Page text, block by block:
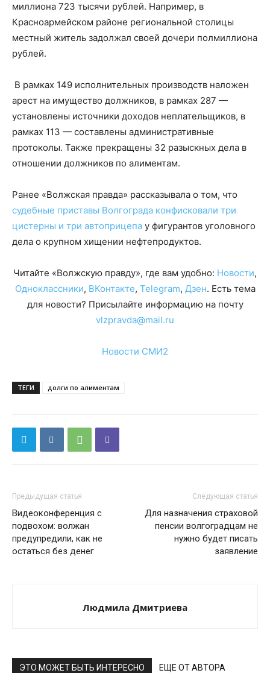
миллиона 723 тысячи рублей. Например, в
Красноармейском районе региональной столицы
местный житель задолжал своей дочери полмиллиона
рублей.
В рамках 149 исполнительных производств наложен
арест на имущество должников, в рамках 287 —
установлены источники доходов неплательщиков, в
рамках 113 — составлены административные
протоколы. Также прекращены 32 разыскных дела в
отношении должников по алиментам.
Ранее «Волжская правда» рассказывала о том, что
судебные приставы Волгограда конфисковали три
цистерны и три автоприцепа у фигурантов уголовного
дела о крупном хищении нефтепродуктов.
Читайте «Волжскую правду», где вам удобно: Новости,
Одноклассники, ВКонтакте, Telegram, Дзен. Есть тема
для новости? Присылайте информацию на почту
vlzpravda@mail.ru
Новости СМИ2
ТЕГИ долги по алиментам
Предыдущая статья
Видеоконференция с
подвохом: волжан
предупредили, как не
остаться без денег
Следующая статья
Для назначения страховой
пенсии волгоградцам не
нужно будет писать
заявление
Людмила Дмитриева
ЭТО МОЖЕТ БЫТЬ ИНТЕРЕСНО ЕЩЕ ОТ АВТОРА